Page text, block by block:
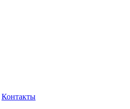
Контакты